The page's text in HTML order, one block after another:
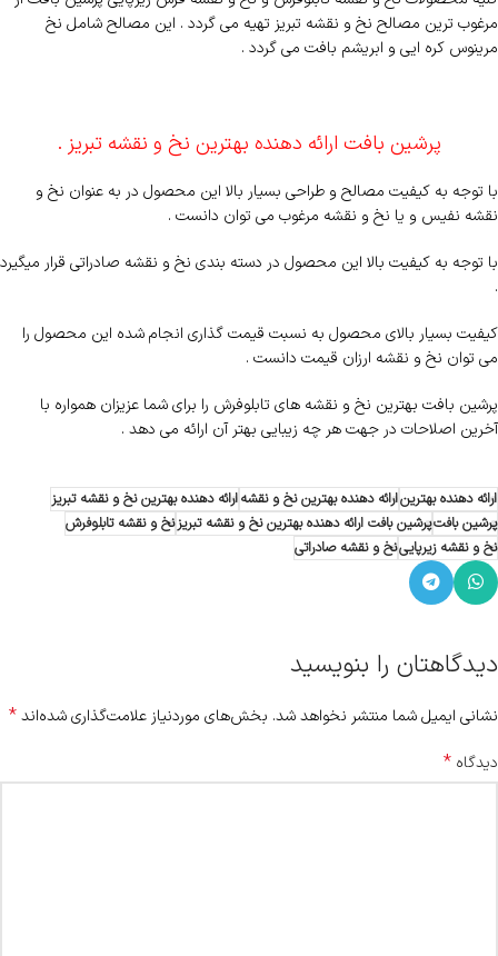
مرغوب ترین مصالح نخ و نقشه تبریز تهیه می گردد . این مصالح شامل نخ
مرینوس کره ایی و ابریشم بافت می گردد .
پرشین بافت ارائه دهنده بهترین نخ و نقشه تبریز .
با توجه به کیفیت مصالح و طراحی بسیار بالا این محصول در به عنوان نخ و
نقشه نفیس و یا نخ و نقشه مرغوب می توان دانست .
با توجه به کیفیت بالا این محصول در دسته بندی نخ و نقشه صادراتی قرار میگیرد
.
کیفیت بسیار بالای محصول به نسبت قیمت گذاری انجام شده این محصول را
می توان نخ و نقشه ارزان قیمت دانست .
پرشین بافت بهترین نخ و نقشه های تابلوفرش را برای شما عزیزان همواره با
آخرین اصلاحات در جهت هر چه زیبایی بهتر آن ارائه می دهد .
ارائه دهنده بهترینارائه دهنده بهترین نخ و نقشهارائه دهنده بهترین نخ و نقشه تبریز
پرشین بافتپرشین بافت ارائه دهنده بهترین نخ و نقشه تبریزنخ و نقشه تابلوفرش
نخ و نقشه زیرپایینخ و نقشه صادراتی
دیدگاهتان را بنویسید
نشانی ایمیل شما منتشر نخواهد شد. بخش‌های موردنیاز علامت‌گذاری شده‌اند*
دیدگاه *